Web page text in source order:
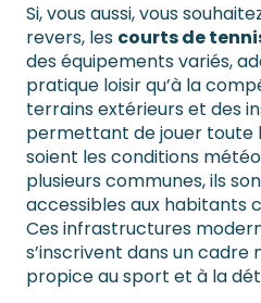
Si, vous aussi, vous
revers, les courts de
des équipements variés,
pratique loisir qu’à la
terrains extérieurs et des
permettant de jouer toute
soient les conditions
plusieurs communes, ils
accessibles aux habitants
Ces infrastructures
s’inscrivent dans un
propice au sport et à la